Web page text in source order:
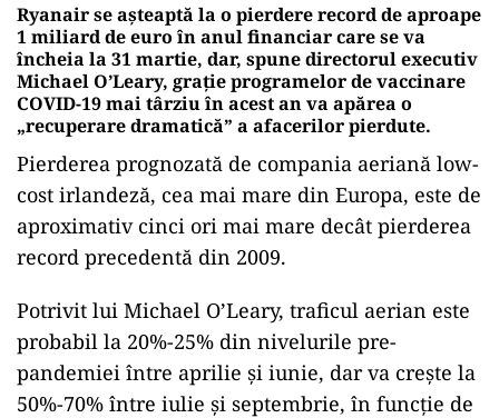
Ryanair se așteaptă la o pierdere record de aproape
1 miliard de euro în anul financiar care se va
încheia la 31 martie, dar, spune directorul executiv
Michael O’Leary, grație programelor de vaccinare
COVID-19 mai târziu în acest an va apărea o
„recuperare dramatică” a afacerilor pierdute.
Pierderea prognozată de compania aeriană low-
cost irlandeză, cea mai mare din Europa, este de
aproximativ cinci ori mai mare decât pierderea
record precedentă din 2009.
Potrivit lui Michael O’Leary, traficul aerian este
probabil la 20%-25% din nivelurile pre-
pandemiei între aprilie și iunie, dar va crește la
50%-70% între iulie și septembrie, în funcție de